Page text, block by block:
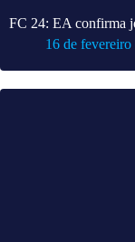
FC 24: EA confirma
16 de fevereiro